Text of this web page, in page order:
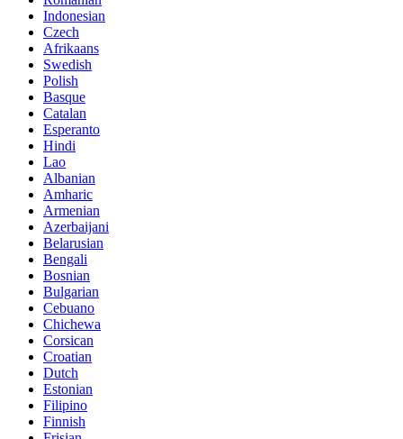
Indonesian
Czech
Afrikaans
Swedish
Polish
Basque
Catalan
Esperanto
Hindi
Lao
Albanian
Amharic
Armenian
Azerbaijani
Belarusian
Bengali
Bosnian
Bulgarian
Cebuano
Chichewa
Corsican
Croatian
Dutch
Estonian
Filipino
Finnish